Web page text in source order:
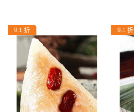
9.1 折 9.1 折